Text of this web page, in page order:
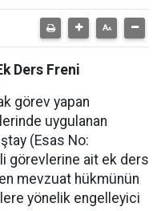
Ders Freni
görev yapan
uygulanan
(Esas No:
görevlerine ait ek ders
mevzuat hükmünün
yönelik engelleyici